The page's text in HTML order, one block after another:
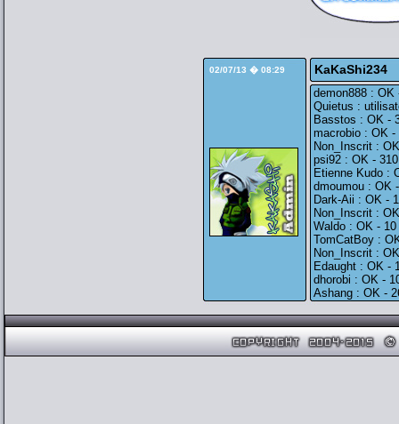
02/07/13 � 08:29 KaKaShi234
demon888 : OK
Quietus :
Basstos : OK -
macrobio : OK -
Non_Inscrit :
psi92 : OK -
Etienne Kudo :
dmoumou : OK
Dark-Aii : OK -
Non_Inscrit :
Waldo : OK -
TomCatBoy :
Non_Inscrit :
Edaught : OK -
dhorobi : OK -
Ashang : OK -